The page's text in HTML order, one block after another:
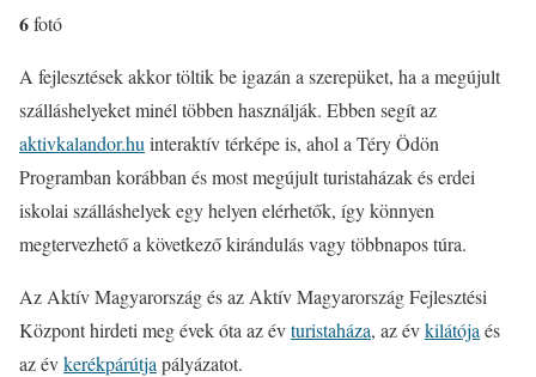
6fotó
A fejlesztések akkor töltik be igazán a szerepüket, ha a megújult
szálláshelyeket minél többen használják. Ebben segít az
aktivkalandor.hu interaktív térképe is, ahol a Téry Ödön
Programban korábban és most megújult turistaházak és erdei
iskolai szálláshelyek egy helyen elérhetők, így könnyen
megtervezhető a következő kirándulás vagy többnapos túra.
Az Aktív Magyarország és az Aktív Magyarország Fejlesztési
Központ hirdeti meg évek óta az évturistaháza, az évkilátója és
az évkerékpárútja pályázatot.